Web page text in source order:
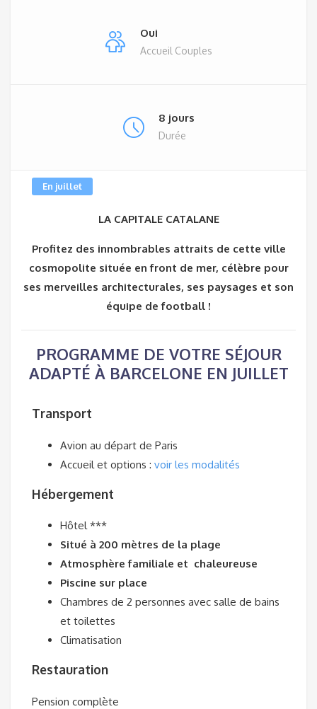
Oui
Accueil Couples
8 jours
Durée
En juillet
LA CAPITALE CATALANE
Profitez des innombrables attraits de cette ville
cosmopolite située en front de mer, célèbre pour
ses merveilles architecturales, ses paysages et son
équipe de football !
PROGRAMME DE VOTRE SÉJOUR
ADAPTÉ À BARCELONE EN JUILLET
Transport
Avion au départ de Paris
Accueil et options : voir les modalités
Hébergement
Hôtel ***
Situé à 200 mètres de la plage
Atmosphère familiale et chaleureuse
Piscine sur place
Chambres de 2 personnes avec salle de bains
et toilettes
Climatisation
Restauration
Pension complète